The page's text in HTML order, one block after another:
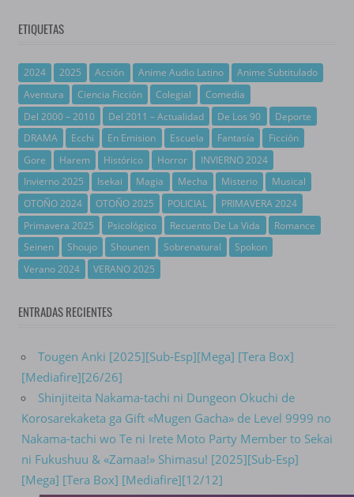
ETIQUETAS
2024 2025 Acción Anime Audio Latino
Anime Subtitulado
Aventura
Ciencia Ficción Colegial
Comedia
Del 2000 – 2010
Del 2011 – Actualidad De Los 90
Deporte
DRAMA
Ecchi En Emision Escuela Fantasía
Ficción
Gore
Harem Histórico Horror
INVIERNO 2024
Invierno 2025
Isekai Magia Mecha Misterio
Musical
OTOÑO 2024
OTOÑO 2025 POLICIAL
PRIMAVERA 2024
Primavera 2025
Psicológico Recuento De La Vida
Romance
Seinen
Shoujo Shounen Sobrenatural
Spokon
Verano 2024
VERANO 2025
ENTRADAS RECIENTES
Tougen Anki [2025][Sub-Esp][Mega] [Tera Box]
[Mediafire][26/26]
Shinjiteita Nakama-tachi ni Dungeon Okuchi de
Korosarekaketa ga Gift «Mugen Gacha» de Level 9999 no
Nakama-tachi wo Te ni Irete Moto Party Member to Sekai
ni Fukushuu & «Zamaa!» Shimasu! [2025][Sub-Esp]
[Mega] [Tera Box] [Mediafire][12/12]